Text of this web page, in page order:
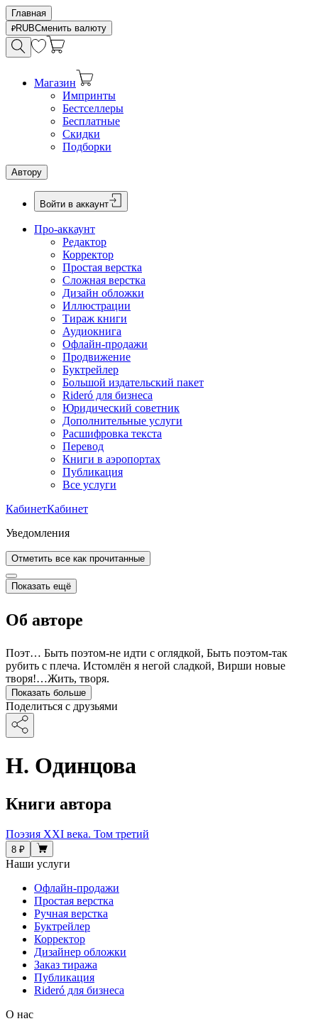
Главная
RUBСменить валюту
Магазин
Импринты
Бестселлеры
Бесплатные
Скидки
Подборки
Автору
Войти в аккаунт
Про-аккаунт
Редактор
Корректор
Простая верстка
Сложная верстка
Дизайн обложки
Иллюстрации
Тираж книги
Аудиокнига
Офлайн-продажи
Продвижение
Буктрейлер
Большой издательский пакет
Rideró для бизнеса
Юридический советник
Дополнительные услуги
Расшифровка текста
Перевод
Книги в аэропортах
Публикация
Все услуги
КабинетКабинет
Уведомления
Отметить все как прочитанные
Показать ещё
Об авторе
Поэт… Быть поэтом-не идти с оглядкой, Быть поэтом-так
рубить с плеча. Истомлён я негой сладкой, Вирши новые
творя!…Жить, творя.
Показать больше
Поделиться с друзьями
Н. Одинцова
Книги автора
Поэзия XXI века. Том третий
8 ₽
Наши услуги
Офлайн-продажи
Простая верстка
Ручная верстка
Буктрейлер
Корректор
Дизайнер обложки
Заказ тиража
Публикация
Rideró для бизнеса
О нас